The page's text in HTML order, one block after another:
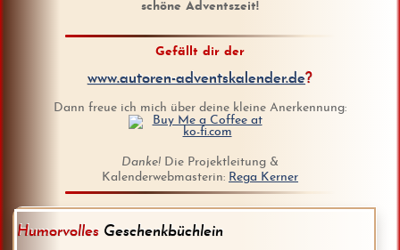
schöne Adventszeit!
Gefällt dir der
www.autoren-adventskalender.de?
Dann freue ich mich über deine kleine Anerkennung:
Danke! Die Projektleitung &
Kalenderwebmasterin: Rega Kerner
Humorvolles Geschenkbüchlein